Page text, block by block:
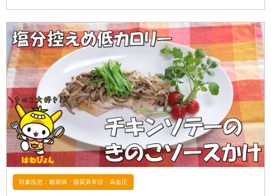
対象疾患：糖尿病・脂質異常症・高血圧